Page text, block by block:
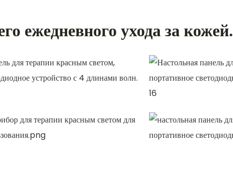
ежедневного ухода за кожей.